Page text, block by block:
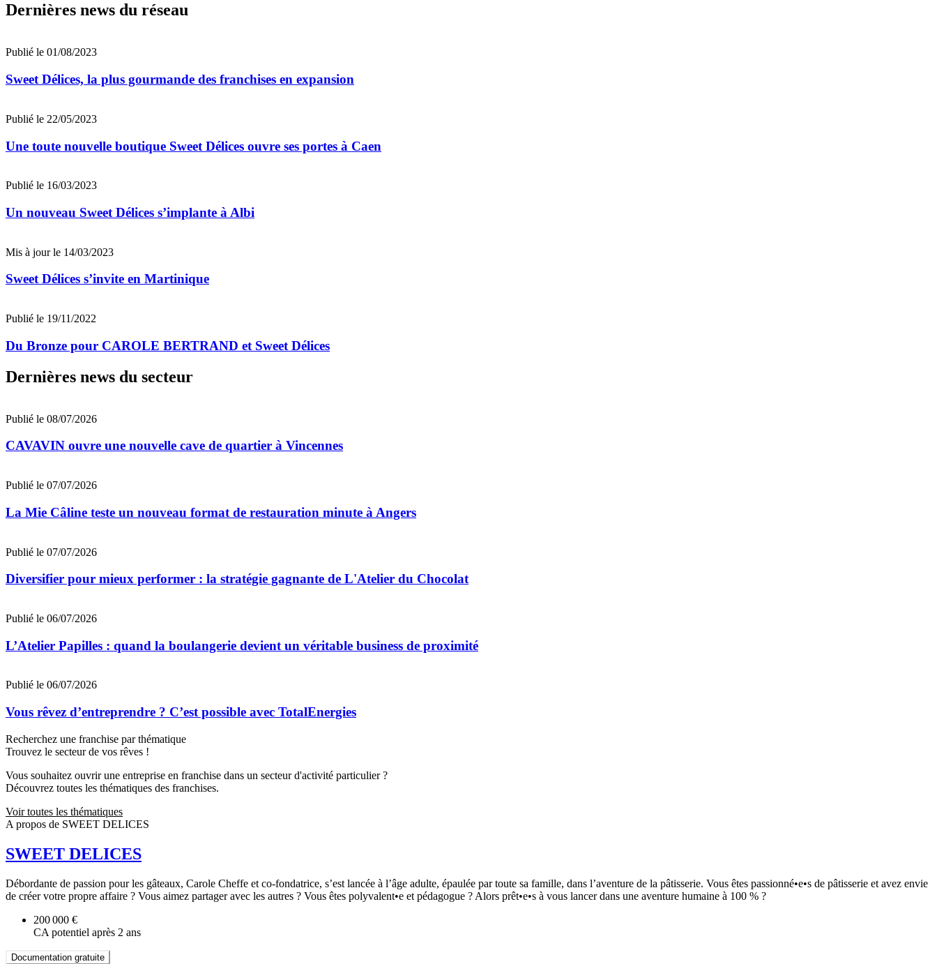
Dernières news du réseau
Publié le 01/08/2023
Sweet Délices, la plus gourmande des franchises en expansion
Publié le 22/05/2023
Une toute nouvelle boutique Sweet Délices ouvre ses portes à Caen
Publié le 16/03/2023
Un nouveau Sweet Délices s’implante à Albi
Mis à jour le 14/03/2023
Sweet Délices s’invite en Martinique
Publié le 19/11/2022
Du Bronze pour CAROLE BERTRAND et Sweet Délices
Dernières news du secteur
Publié le 08/07/2026
CAVAVIN ouvre une nouvelle cave de quartier à Vincennes
Publié le 07/07/2026
La Mie Câline teste un nouveau format de restauration minute à Angers
Publié le 07/07/2026
Diversifier pour mieux performer : la stratégie gagnante de L'Atelier du Chocolat
Publié le 06/07/2026
L’Atelier Papilles : quand la boulangerie devient un véritable business de proximité
Publié le 06/07/2026
Vous rêvez d’entreprendre ? C’est possible avec TotalEnergies
Recherchez une franchise par thématique
Trouvez le secteur de vos rêves !
Vous souhaitez ouvrir une entreprise en franchise dans un secteur d'activité particulier ?
Découvrez toutes les thématiques des franchises.
Voir toutes les thématiques
A propos de SWEET DELICES
SWEET DELICES
Débordante de passion pour les gâteaux, Carole Cheffe et co-fondatrice, s’est lancée à l’âge adulte, épaulée par toute sa famille, dans l’aventure de la pâtisserie. Vous êtes passionné•e•s de pâtisserie et avez envie
de créer votre propre affaire ? Vous aimez partager avec les autres ? Vous êtes polyvalent•e et pédagogue ? Alors prêt•e•s à vous lancer dans une aventure humaine à 100 % ?
200 000 €
CA potentiel après 2 ans
Documentation gratuite